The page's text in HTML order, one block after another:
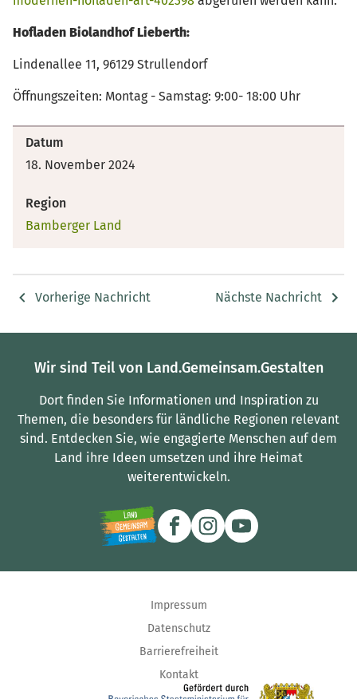
Hofladen Biolandhof Lieberth:
Lindenallee 11, 96129 Strullendorf
Öffnungszeiten: Montag - Samstag: 9:00- 18:00 Uhr
Datum
18. November 2024
Region
Bamberger Land
Vorherige Nachricht Nächste Nachricht
Wir sind Teil von Land.Gemeinsam.Gestalten
Dort finden Sie Informationen und Inspiration zu
Themen, die besonders für ländliche Regionen relevant
sind. Entdecken Sie, wie engagierte Menschen auf dem
Land ihre Ideen umsetzen und ihre Heimat
weiterentwickeln.
Impressum
Datenschutz
Barrierefreiheit
Kontakt